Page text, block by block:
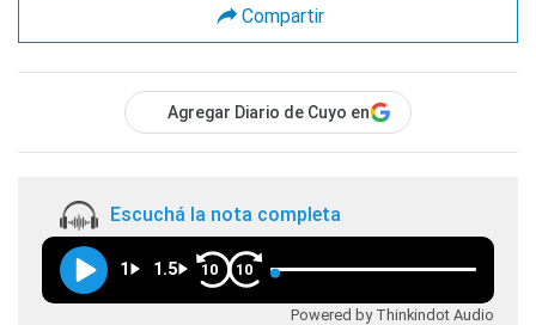
Compartir
Agregar Diario de Cuyo en
Escuchá la nota completa
1 1.5 10 10
Powered by Thinkindot Audio